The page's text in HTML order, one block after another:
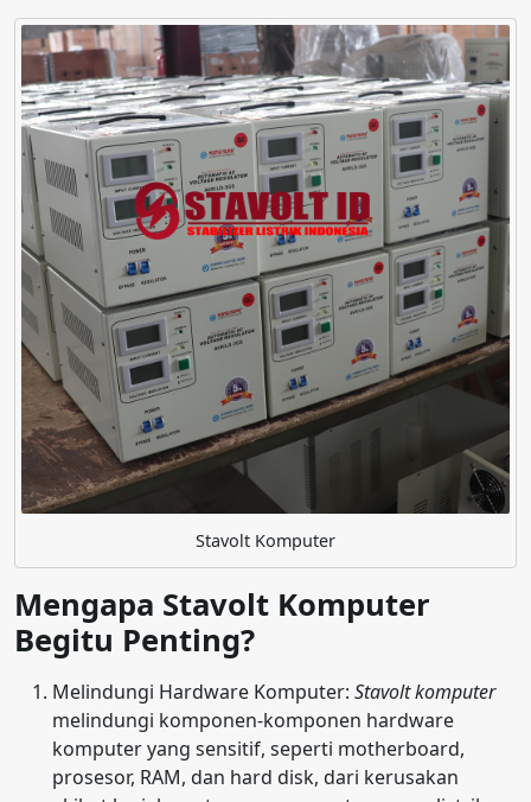
Stavolt Komputer
Mengapa Stavolt Komputer
Begitu Penting?
Melindungi Hardware Komputer: Stavolt komputer
melindungi komponen-komponen hardware
komputer yang sensitif, seperti motherboard,
prosesor, RAM, dan hard disk, dari kerusakan